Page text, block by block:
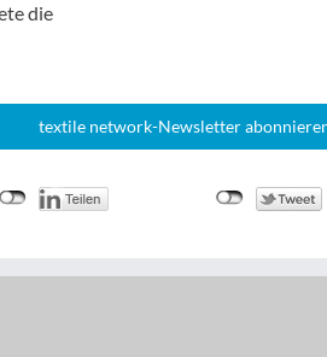
die
textile network-Newsletter